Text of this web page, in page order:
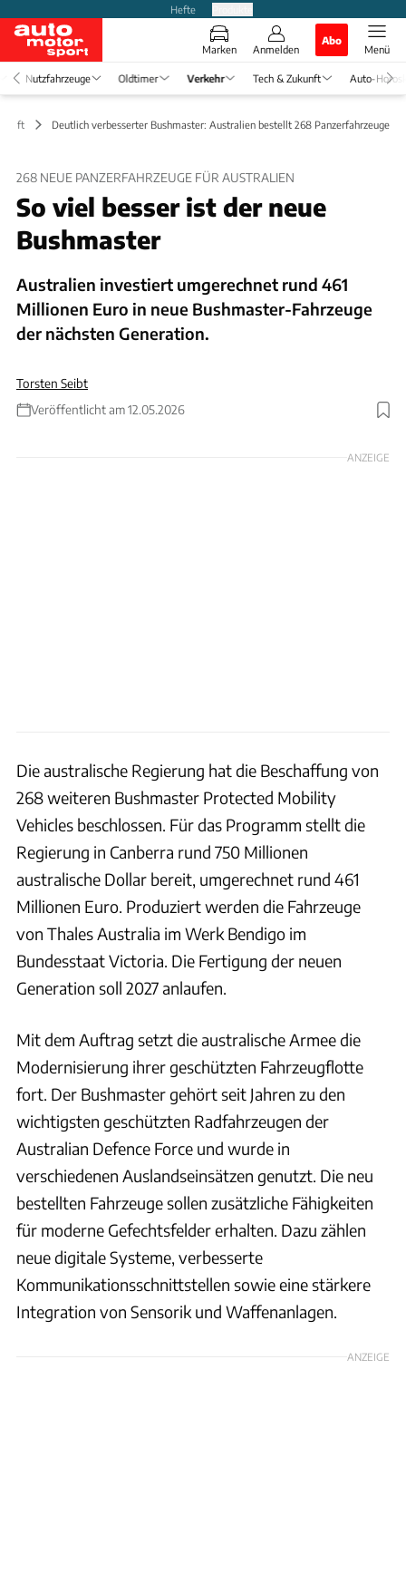
Hefte
Marken Anmelden
Abo
Menü
Nutzfahrzeuge Oldtimer Verkehr Tech & Zukunft Auto-
Deutlich verbesserter Bushmaster: Australien bestellt 268 Panzerfahrzeuge
268 NEUE PANZERFAHRZEUGE FÜR AUSTRALIEN
So viel besser ist der neue
Bushmaster
Australien investiert umgerechnet rund 461
Millionen Euro in neue Bushmaster-Fahrzeuge
der nächsten Generation.
Torsten Seibt
Veröffentlicht am 12.05.2026
Foto: Thales Group
ANZEIGE
Die australische Regierung hat die Beschaffung von
268 weiteren Bushmaster Protected Mobility
Vehicles beschlossen. Für das Programm stellt die
Regierung in Canberra rund 750 Millionen
australische Dollar bereit, umgerechnet rund 461
Millionen Euro. Produziert werden die Fahrzeuge
von Thales Australia im Werk Bendigo im
Bundesstaat Victoria. Die Fertigung der neuen
Generation soll 2027 anlaufen.
Mit dem Auftrag setzt die australische Armee die
Modernisierung ihrer geschützten Fahrzeugflotte
fort. Der Bushmaster gehört seit Jahren zu den
wichtigsten geschützten Radfahrzeugen der
Australian Defence Force und wurde in
verschiedenen Auslandseinsätzen genutzt. Die neu
bestellten Fahrzeuge sollen zusätzliche Fähigkeiten
für moderne Gefechtsfelder erhalten. Dazu zählen
neue digitale Systeme, verbesserte
Kommunikationsschnittstellen sowie eine stärkere
Integration von Sensorik und Waffenanlagen.
ANZEIGE